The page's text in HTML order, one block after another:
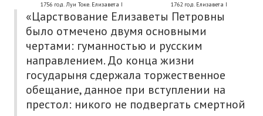
1756 год. Луи Токе. Елизавета I 1762 год. Елизавета I
«Царствование Елизаветы Петровны
было отмечено двумя основными
чертами: гуманностью и русским
направлением. До конца жизни
государыня сдержала торжественное
обещание, данное при вступлении на
престол: никого не подвергать смертной